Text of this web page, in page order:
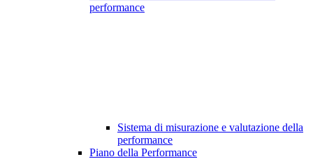
performance
Sistema di misurazione e valutazione della
performance
Piano della Performance